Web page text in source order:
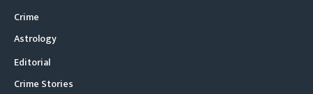
Crime
Astrology
Editorial
Crime Stories